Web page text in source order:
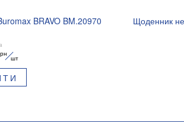
BRAVO BM.20970
шт
Щоденник